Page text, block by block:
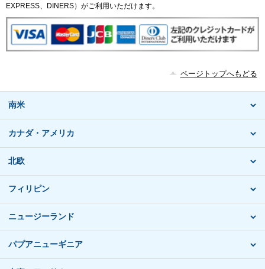
EXPRESS、DINERS）がご利用いただけます。
ページトップへもどる
南米
カナダ・アメリカ
北欧
フィリピン
ニュージーランド
パプアニューギニア